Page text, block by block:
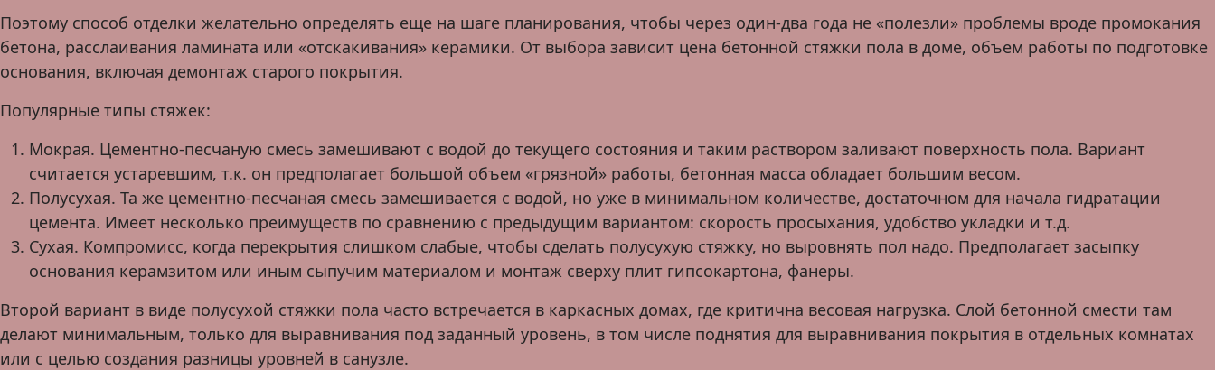
Поэтому способ отделки желательно определять еще на шаге планирования, чтобы через один-два года не «полезли» проблемы вроде промокания
бетона, расслаивания ламината или «отскакивания» керамики. От выбора зависит цена бетонной стяжки пола в доме, объем работы по подготовке
основания, включая демонтаж старого покрытия.
Популярные типы стяжек:
Мокрая. Цементно-песчаную смесь замешивают с водой до текущего состояния и таким раствором заливают поверхность пола. Вариант
считается устаревшим, т.к. он предполагает большой объем «грязной» работы, бетонная масса обладает большим весом.
Полусухая. Та же цементно-песчаная смесь замешивается с водой, но уже в минимальном количестве, достаточном для начала гидратации
цемента. Имеет несколько преимуществ по сравнению с предыдущим вариантом: скорость просыхания, удобство укладки и т.д.
Сухая. Компромисс, когда перекрытия слишком слабые, чтобы сделать полусухую стяжку, но выровнять пол надо. Предполагает засыпку
основания керамзитом или иным сыпучим материалом и монтаж сверху плит гипсокартона, фанеры.
Второй вариант в виде полусухой стяжки пола часто встречается в каркасных домах, где критична весовая нагрузка. Слой бетонной смести там
делают минимальным, только для выравнивания под заданный уровень, в том числе поднятия для выравнивания покрытия в отдельных комнатах
или с целью создания разницы уровней в санузле.